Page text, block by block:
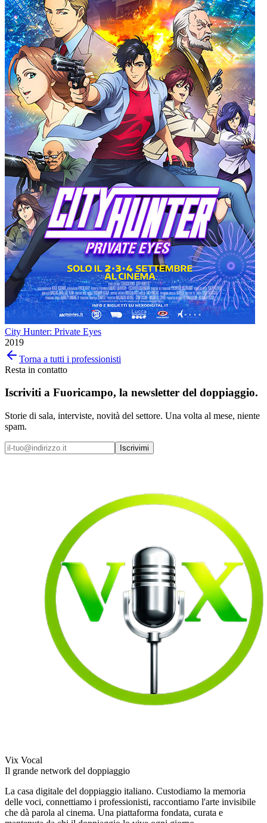
City Hunter: Private Eyes
2019
Torna a tutti i professionisti
Resta in contatto
Iscriviti a Fuoricampo, la newsletter del doppiaggio.
Storie di sala, interviste, novità del settore. Una volta al mese, niente
spam.
Iscrivimi
Vix Vocal
Il grande network del doppiaggio
La casa digitale del doppiaggio italiano. Custodiamo la memoria
delle voci, connettiamo i professionisti, raccontiamo l'arte invisibile
che dà parola al cinema. Una piattaforma fondata, curata e